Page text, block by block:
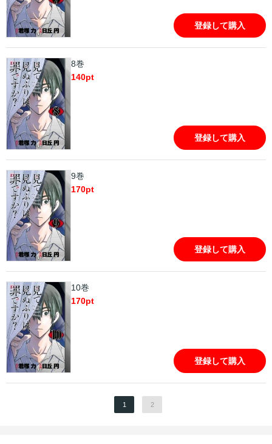
登録して購入
8巻
140pt
登録して購入
9巻
170pt
登録して購入
10巻
170pt
登録して購入
1 2